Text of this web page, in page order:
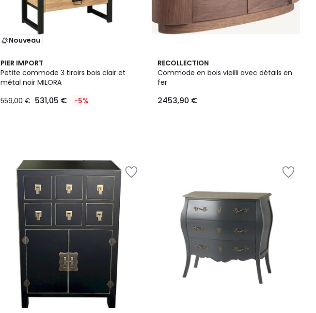
Nouveau
PIER IMPORT
Petite commode 3 tiroirs bois clair et
métal noir MILORA
559,00 € 531,05 € -5%
RECOLLECTION
Commode en bois vieilli avec détails en
fer
2453,90 €